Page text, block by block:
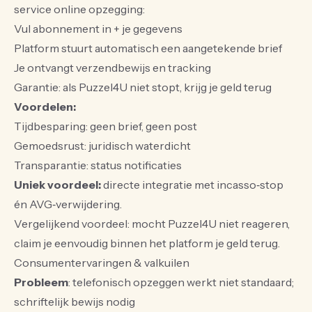
service online opzegging:
Vul abonnement in + je gegevens
Platform stuurt automatisch een aangetekende brief
Je ontvangt verzendbewijs en tracking
Garantie: als Puzzel4U niet stopt, krijg je geld terug
Voordelen:
Tijdbesparing: geen brief, geen post
Gemoedsrust: juridisch waterdicht
Transparantie: status notificaties
Uniek voordeel:directe integratie met incasso‑stop
én AVG‑verwijdering.
Vergelijkend voordeel: mocht Puzzel4U niet reageren,
claim je eenvoudig binnen het platform je geld terug.
Consumentervaringen & valkuilen
Probleem: telefonisch opzeggen werkt niet standaard;
schriftelijk bewijs nodig